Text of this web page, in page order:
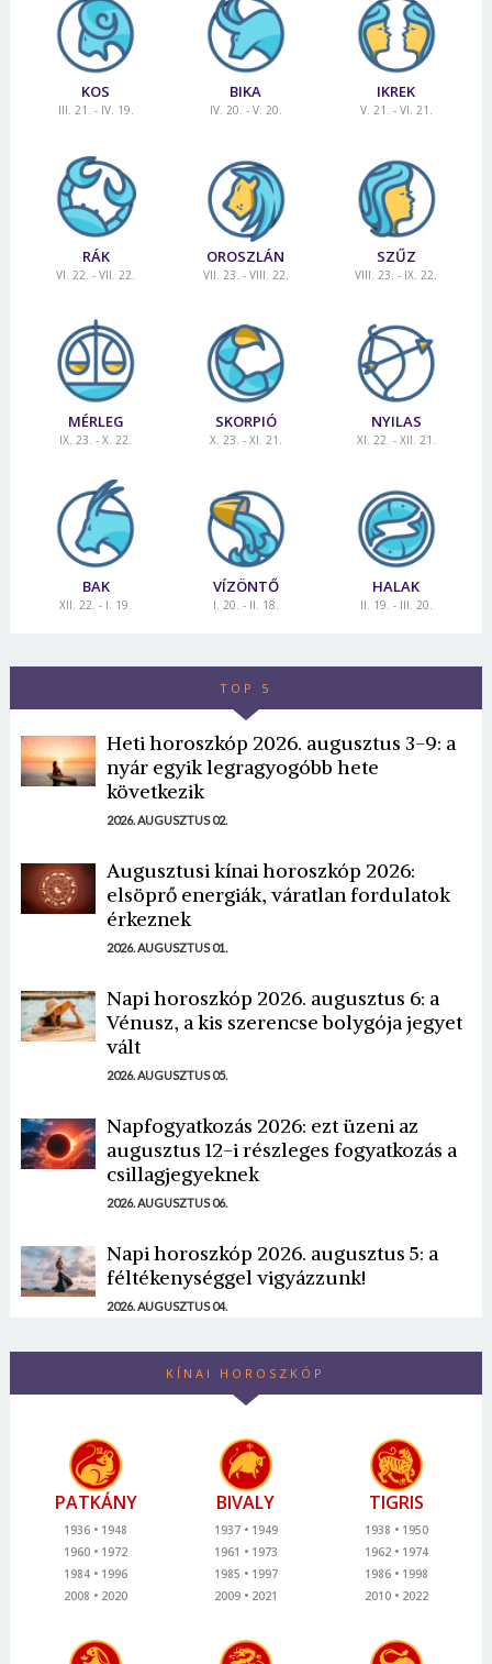
KOS
III. 21. - IV. 19.
BIKA
IV. 20. - V. 20.
IKREK
V. 21. - VI. 21.
RÁK
VI. 22. - VII. 22.
OROSZLÁN
VII. 23. - VIII. 22.
SZŰZ
VIII. 23. - IX. 22.
MÉRLEG
IX. 23. - X. 22.
SKORPIÓ
X. 23. - XI. 21.
NYILAS
XI. 22. - XII. 21.
BAK
XII. 22. - I. 19.
VÍZÖNTŐ
I. 20. - II. 18.
HALAK
II. 19. - III. 20.
TOP 5
Heti horoszkóp 2026. augusztus 3-9: a
nyár egyik legragyogóbb hete
következik
2026. AUGUSZTUS 02.
Augusztusi kínai horoszkóp 2026:
elsöprő energiák, váratlan fordulatok
érkeznek
2026. AUGUSZTUS 01.
Napi horoszkóp 2026. augusztus 6: a
Vénusz, a kis szerencse bolygója jegyet
vált
2026. AUGUSZTUS 05.
Napfogyatkozás 2026: ezt üzeni az
augusztus 12-i részleges fogyatkozás a
csillagjegyeknek
2026. AUGUSZTUS 06.
Napi horoszkóp 2026. augusztus 5: a
féltékenységgel vigyázzunk!
2026. AUGUSZTUS 04.
KÍNAI HOROSZKÓP
PATKÁNY
1936
1948
1960
1972
1984
1996
2008
2020
BIVALY
1937
1949
1961
1973
1985
1997
2009
2021
TIGRIS
1938
1950
1962
1974
1986
1998
2010
2022